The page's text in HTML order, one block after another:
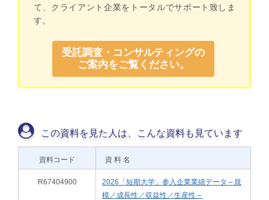
て、クライアント企業をトータルでサポート致しま
す。
受託調査・コンサルティングの
ご案内をご覧ください。
この資料を見た人は、こんな資料も見ています
資料コード 資 料 名
R67404900
2026「短期大学」参入企業業績データ～規
模／成長性／収益性／生産性～